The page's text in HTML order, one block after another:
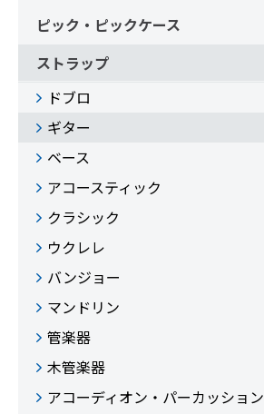
ピック・ピックケース
ストラップ
ドブロ
ギター
ベース
アコースティック
クラシック
ウクレレ
バンジョー
マンドリン
管楽器
木管楽器
アコーディオン・パーカッション